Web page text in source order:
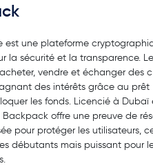
est une plateforme
la sécurité et la transparence.
vendre et échanger des
des intérêts grâce au prêt
les fonds. Licencié à Dubaï
Backpack offre une preuve de
pour protéger les utilisateurs,
débutants mais puissant pour